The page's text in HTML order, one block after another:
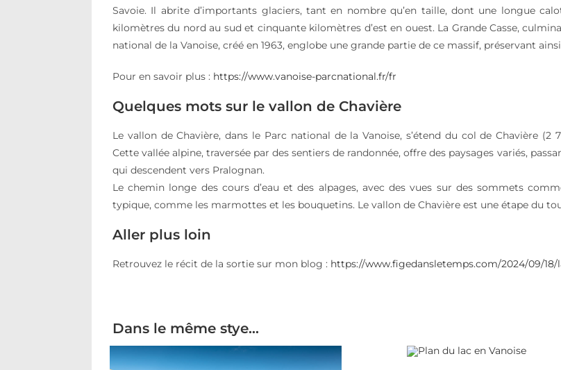
Savoie. Il abrite d’importants glaciers, tant en nombre qu’en taille, dont une longue
kilomètres du nord au sud et cinquante kilomètres d’est en ouest. La Grande Casse,
national de la Vanoise, créé en 1963, englobe une grande partie de ce massif, préservant
Pour en savoir plus : https://www.vanoise-parcnational.fr/fr
Quelques mots sur le vallon de Chavière
Le vallon de Chavière, dans le Parc national de la Vanoise, s’étend du col de Chavière (2
Cette vallée alpine, traversée par des sentiers de randonnée, offre des paysages variés,
qui descendent vers Pralognan.
Le chemin longe des cours d’eau et des alpages, avec des vues sur des sommets
typique, comme les marmottes et les bouquetins. Le vallon de Chavière est une étape du
Aller plus loin
Retrouvez le récit de la sortie sur mon blog : https://www.figedansletemps.com/2024/09/18/
Dans le même stye…